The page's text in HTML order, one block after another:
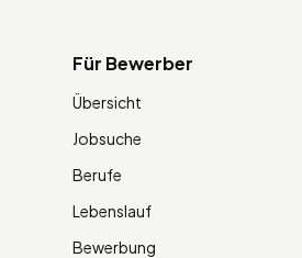
Für Bewerber
Übersicht
Jobsuche
Berufe
Lebenslauf
Bewerbung